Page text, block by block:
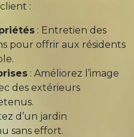
:
: Entretien des
pour offrir aux résidents
: Améliorez l’image
des extérieurs
d’un jardin
sans effort.